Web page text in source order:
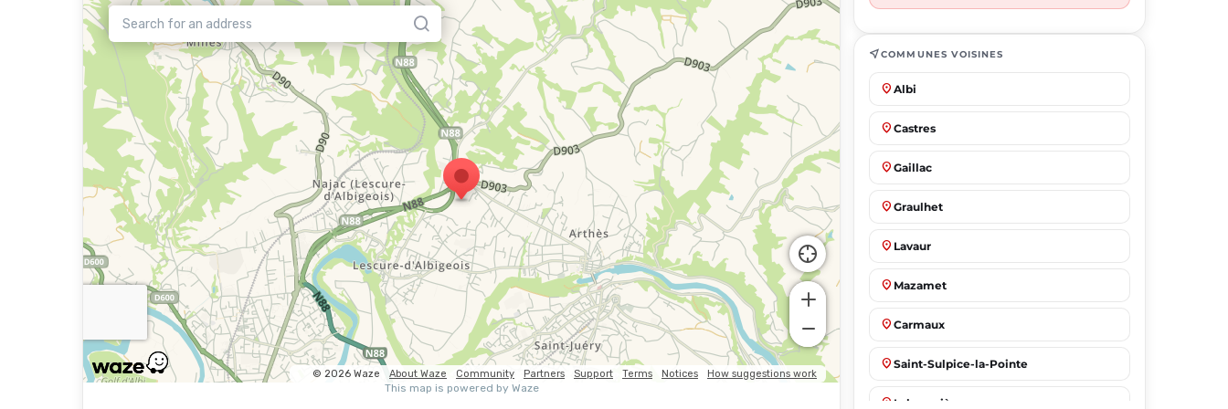
near_meCOMMUNES VOISINES
place Albi
place Castres
place Gaillac
place Graulhet
place Lavaur
place Mazamet
place Carmaux
place Saint-Sulpice-la-Pointe
place Labruguière